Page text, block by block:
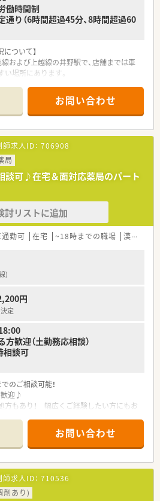
働時間制
り（6時間超過45分、8時間超過60
について】
および上越線の井野駅で、店舗までは車
場所にあります。
できます。
枚から40枚程度で、繁忙期以外は基本的
1名・パート複数在籍）で対応しています。
からの処方箋に基づき、調剤、監査、服
いただきます。
リングを通じて服薬状況を確認し、適切
します。
用し、患者様の治療経過や副作用情報を
いただきます。
イント】
を深め、地域の患者様の健康維持に直接
見が通りやすく、自身のアイデアを業務改
性があります。
はの安定性と、成長企業ならではのスピー
います】
担を軽減しています。
支援制度）により、人間関係の固定化を防
環境を維持しています。
け、その原資を社員への高待遇やインセン
お問い合わせ
求人ID： 706908
局
談可♪在宅＆面対応薬局のパート
討リストに追加
勤可 在宅 ~18時までの職場 漢方
)
円
定
歓迎（土勤務応相談）
相談可
のご相談可能！
迎♪
方もあり！ 幅広くご経験したい方にもお
車通勤可能
している企業です。
のサービスの充実を図り、高齢化社会へ向
薬局を目指しています。
お問い合わせ
求人ID： 710536
剤あり)